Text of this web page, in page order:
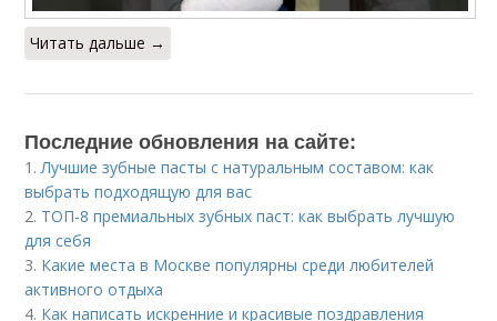
Читать дальше →
Последние обновления на сайте:
1.Лучшие зубные пасты с натуральным составом: как
выбрать подходящую для вас
2. ТОП-8 премиальных зубных паст: как выбрать лучшую
для себя
3. Какие места в Москве популярны среди любителей
активного отдыха
4. Как написать искренние и красивые поздравления